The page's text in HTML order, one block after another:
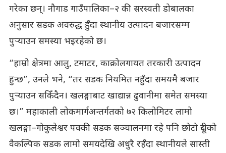
गरेका छन्। नौगाड गाउँपालिका–२ की सरस्वती डोबालका
अनुसार सडक अवरुद्ध हुँदा स्थानीय उत्पादन बजारसम्म
पुर्‍याउन समस्या भइरहेको छ।
“हाम्रो क्षेत्रमा आलु, टमाटर, काक्रोलगायत तरकारी उत्पादन
हुन्छ”, उनले भने, “तर सडक नियमित नहुँदा समयमै बजार
पुर्‍याउन सकिँदैन। खलङ्गाबाट खाद्यान्न ढुवानीमा समेत समस्या
छ।” महाकाली लोकमार्गअन्तर्गतको ७२ किलोमिटर लामो
खलङ्गा–गोकुलेश्वर पक्की सडक सञ्चालनमा रहे पनि छोटो दूरीको
वैकल्पिक सडक लामो समयदेखि अधुरै रहँदा स्थानीयले सास्ती